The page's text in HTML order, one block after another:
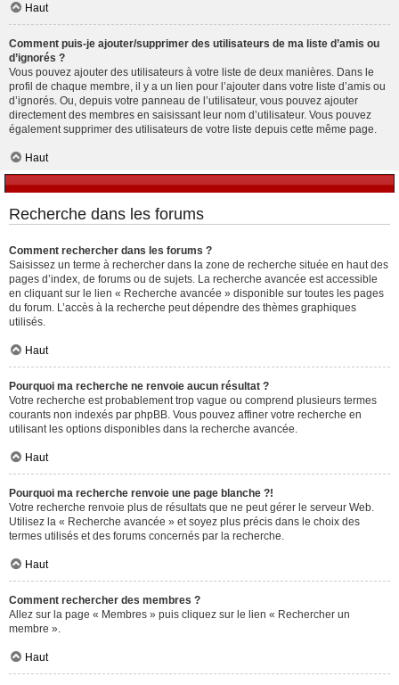
Haut
Comment puis-je ajouter/supprimer des utilisateurs de ma liste d’amis ou
d’ignorés ?
Vous pouvez ajouter des utilisateurs à votre liste de deux manières. Dans le
profil de chaque membre, il y a un lien pour l’ajouter dans votre liste d’amis ou
d’ignorés. Ou, depuis votre panneau de l’utilisateur, vous pouvez ajouter
directement des membres en saisissant leur nom d’utilisateur. Vous pouvez
également supprimer des utilisateurs de votre liste depuis cette même page.
Haut
Recherche dans les forums
Comment rechercher dans les forums ?
Saisissez un terme à rechercher dans la zone de recherche située en haut des
pages d’index, de forums ou de sujets. La recherche avancée est accessible
en cliquant sur le lien « Recherche avancée » disponible sur toutes les pages
du forum. L’accès à la recherche peut dépendre des thèmes graphiques
utilisés.
Haut
Pourquoi ma recherche ne renvoie aucun résultat ?
Votre recherche est probablement trop vague ou comprend plusieurs termes
courants non indexés par phpBB. Vous pouvez affiner votre recherche en
utilisant les options disponibles dans la recherche avancée.
Haut
Pourquoi ma recherche renvoie une page blanche ?!
Votre recherche renvoie plus de résultats que ne peut gérer le serveur Web.
Utilisez la « Recherche avancée » et soyez plus précis dans le choix des
termes utilisés et des forums concernés par la recherche.
Haut
Comment rechercher des membres ?
Allez sur la page « Membres » puis cliquez sur le lien « Rechercher un
membre ».
Haut